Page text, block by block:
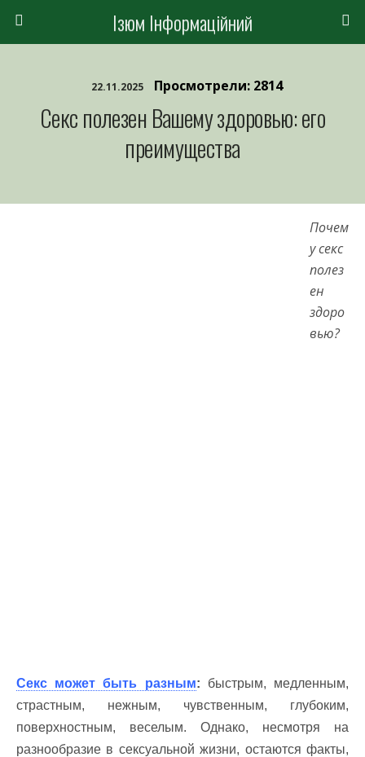
Ізюм Інформаційний
22.11.2025 Просмотрели: 2814
Секс полезен Вашему здоровью: его
преимущества
Почем
у секс
полез
ен
здоро
вью?
Секс может быть разным: быстрым, медленным,
страстным, нежным, чувственным, глубоким,
поверхностным, веселым. Однако, несмотря на
разнообразие в сексуальной жизни, остаются факты,